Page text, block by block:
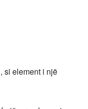
si element i një